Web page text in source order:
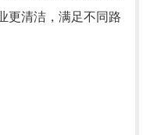
更清洁，满足不同路